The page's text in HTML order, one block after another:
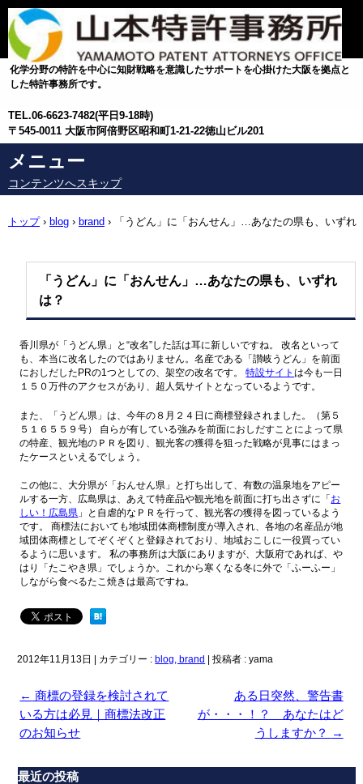
化学分野の特許を中心に知財戦略を意識したサポートを心掛けた大阪を拠点と
した特許事務所です。
TEL.06-6623-7482(平日9-18時)
〒545-0011 大阪市阿倍野区昭和町1-21-22徳山ビル201
メニュー
コンテンツへスキップ
トップ › blog › brand › 「うどん」に「おんせん」…あなたの県も、いずれ
「うどん」に「おんせん」…あなたの県も、いずれ
は？
香川県が「うどん県」と“改名”した話は耳に新しいですね。 改名といって
も、本当に改名したのではありません。名産である「讃岐うどん」を前面
におしだしたPRの1つとしての、架空の改名です。特設サイトは今も一日
１５０万件のアクセスがあり、超人気サイトとなっているようです。
また、「うどん県」は、今年の８月２４日に商標登録されました。（第５
５１６５５９号） 自らが有している強みを前面におしだすことによって県
の特産、観光地のＰＲを図り、観光客の獲得を狙った戦略が見事にはまっ
たケースといえるでしょう。
この他に、大分県が「おんせん県」と打ち出して、有数の温泉地をアピー
ルする一方、広島県は、あえて特産品や観光地を前面に打ち出さずに「 お
しい！広島県 」と自虐的なＰＲを行って、観光客の獲得を図っているよう
です。 商標法においても地域団体商標制度が導入され、各地の名産品が地
域団体商標としてぞくぞくと登録されており、地域おこしに一役買ってい
るように思います。 私の事務所は大阪にありますが、大阪府であれば、や
はり「たこやき県」でしょうか。これから寒くなる冬に外で「ふーふー」
しながら食べるたこ焼きは最高ですね。
2012年11月13日 | カテゴリー :blog, brand |投稿者 : yama
← 商標の登録を検討されて
いる方は必見｜商標法改正
のお知らせ
ある日突然、警告書
が・・・！？ あなたはど
うしますか？
→
最近の投稿